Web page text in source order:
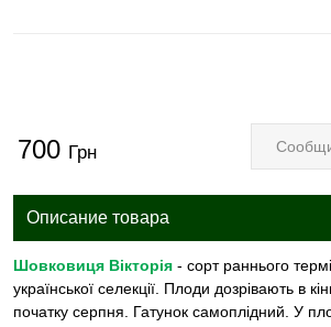
700 Грн
Описание товара
Шовковиця Вікторія - сорт раннього
української селекції. Плоди дозрівають в
початку серпня. Гатунок самоплідний. У